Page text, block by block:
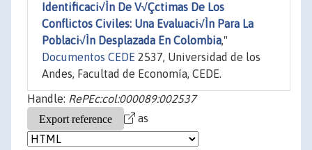
Identificaci√Ìn De V√Çctimas De Los
Conflictos Civiles: Una Evaluaci√Ìn Para La
Poblaci√Ìn Desplazada En Colombia,"
Documentos CEDE 2537, Universidad de los
Andes, Facultad de Economía, CEDE.
Handle: RePEc:col:000089:002537
as